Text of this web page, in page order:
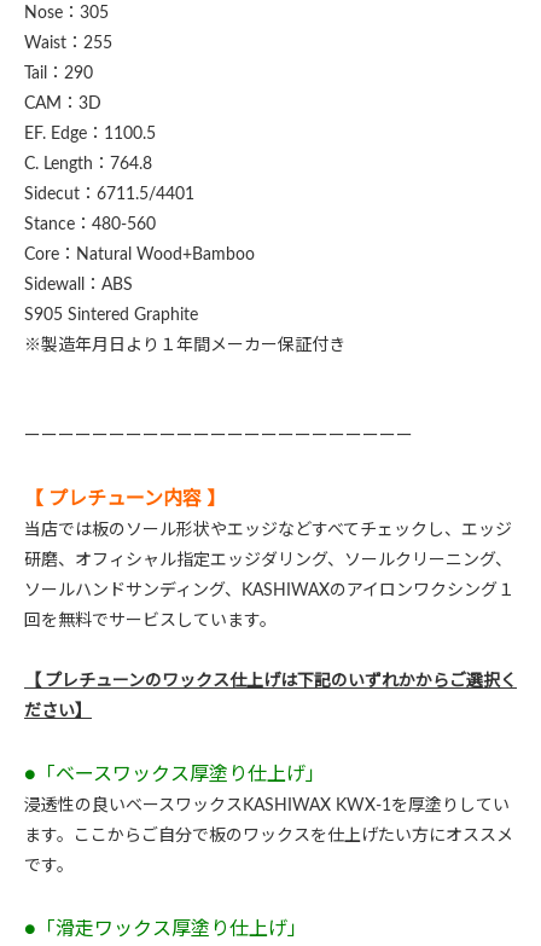
Nose：305
Waist：255
Tail：290
CAM：3D
EF. Edge：1100.5
C. Length：764.8
Sidecut：6711.5/4401
Stance：480-560
Core：Natural Wood+Bamboo
Sidewall：ABS
S905 Sintered Graphite
※製造年月日より１年間メーカー保証付き
ーーーーーーーーーーーーーーーーーーーーーーー
【 プレチューン内容 】
当店では板のソール形状やエッジなどすべてチェックし、エッジ
研磨、オフィシャル指定エッジダリング、ソールクリーニング、
ソールハンドサンディング、KASHIWAXのアイロンワクシング１
回を無料でサービスしています。
【 プレチューンのワックス仕上げは下記のいずれかからご選択く
ださい】
●「ベースワックス厚塗り仕上げ」
浸透性の良いベースワックスKASHIWAX KWX-1を厚塗りしてい
ます。ここからご自分で板のワックスを仕上げたい方にオススメ
です。
●「滑走ワックス厚塗り仕上げ」